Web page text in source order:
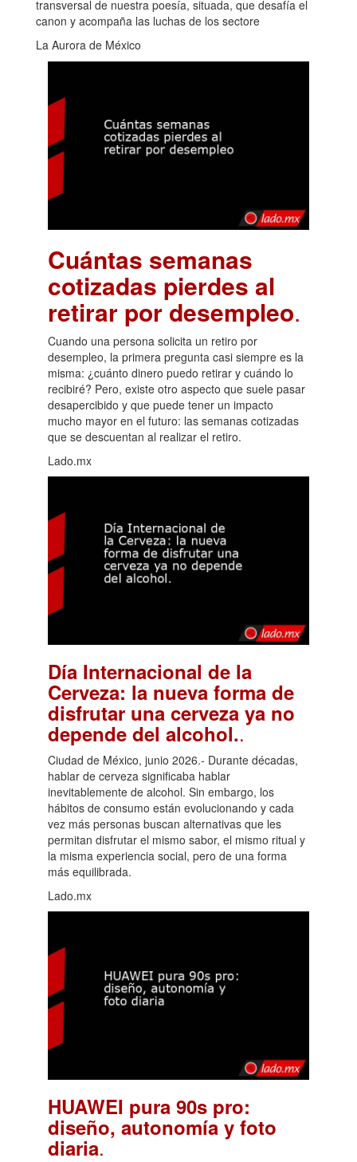
transversal de nuestra poesía, situada, que desafía el
canon y acompaña las luchas de los sectore
La Aurora de México
Cuántas semanas
cotizadas pierdes al
retirar por desempleo.
Cuando una persona solicita un retiro por
desempleo, la primera pregunta casi siempre es la
misma: ¿cuánto dinero puedo retirar y cuándo lo
recibiré? Pero, existe otro aspecto que suele pasar
desapercibido y que puede tener un impacto
mucho mayor en el futuro: las semanas cotizadas
que se descuentan al realizar el retiro.
Lado.mx
Día Internacional de la
Cerveza: la nueva forma de
disfrutar una cerveza ya no
depende del alcohol..
Ciudad de México, junio 2026.- Durante décadas,
hablar de cerveza significaba hablar
inevitablemente de alcohol. Sin embargo, los
hábitos de consumo están evolucionando y cada
vez más personas buscan alternativas que les
permitan disfrutar el mismo sabor, el mismo ritual y
la misma experiencia social, pero de una forma
más equilibrada.
Lado.mx
HUAWEI pura 90s pro:
diseño, autonomía y foto
diaria.